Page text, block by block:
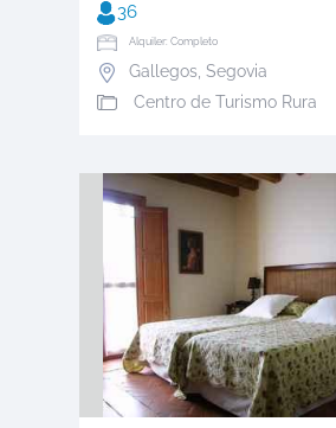
36
Alquiler: Completo
Gallegos, Segovia
Centro de Turismo Rura